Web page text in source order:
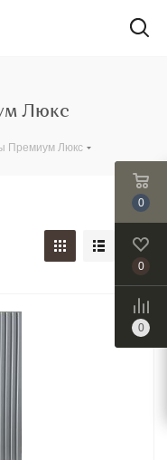
Люкс
Премиум Люкс
0
0
0